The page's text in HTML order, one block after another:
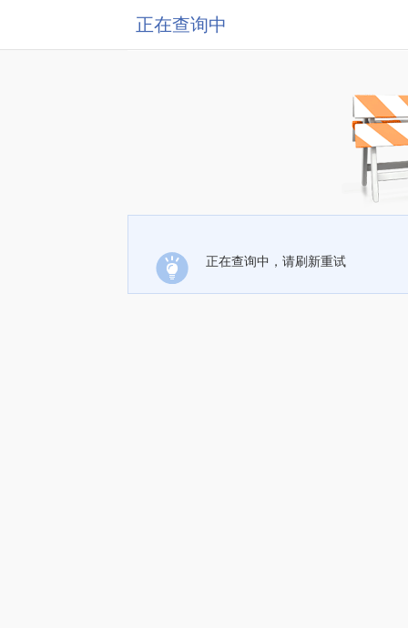
正在查询中
正在查询中，请刷新重试